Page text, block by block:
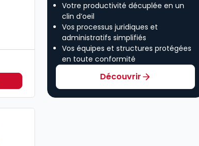
contrat de travail à 212,16 €
Votre productivité décuplée en un
clin d’oeil
Vos processus juridiques et
administratifs simplifiés
Vos équipes et structures protégées
en toute conformité
Découvrir